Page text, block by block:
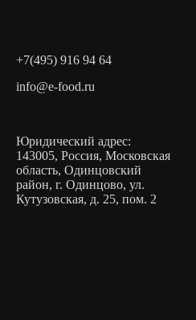
+7(495) 916 94 64
info@e-food.ru
Юридический адрес:
143005, Россия, Московская
область, Одинцовский
район, г. Одинцово, ул.
Кутузовская, д. 25, пом. 2